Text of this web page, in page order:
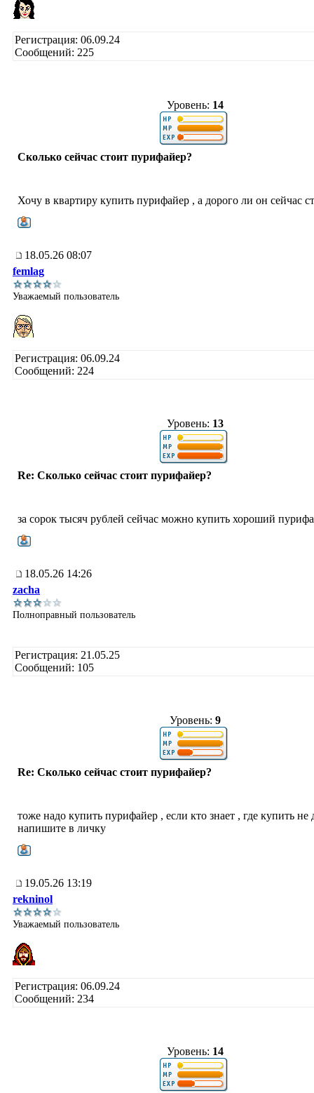
Регистрация: 06.09.24
Сообщений: 225
Уровень: 14
Сколько сейчас стоит пурифайер?
Хочу в квартиру купить пурифайер , а дорого ли он сейчас
18.05.26 08:07
femlag
Уважаемый пользователь
Регистрация: 06.09.24
Сообщений: 224
Уровень: 13
Re: Сколько сейчас стоит пурифайер?
за сорок тысяч рублей сейчас можно купить хороший
18.05.26 14:26
zacha
Полноправный пользователь
Регистрация: 21.05.25
Сообщений: 105
Уровень: 9
Re: Сколько сейчас стоит пурифайер?
тоже надо купить пурифайер , если кто знает , где купить не
напишите в личку
19.05.26 13:19
rekninol
Уважаемый пользователь
Регистрация: 06.09.24
Сообщений: 234
Уровень: 14